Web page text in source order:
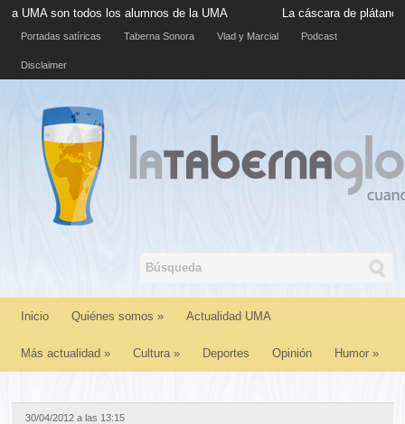
todos los alumnos de la UMA La cáscara de plátano situada
Portadas satíricas Taberna Sonora Vlad y Marcial Podcast
Disclaimer
Inicio Quiénes somos » Actualidad UMA
Más actualidad » Cultura» Deportes Opinión Humor »
30/04/2012 a las 13:15